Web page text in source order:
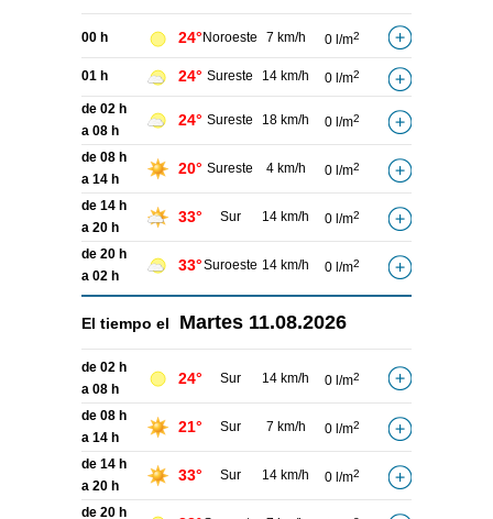
00 h 24° Noroeste 7 km/h 0 l/m2
01 h 24° Sureste 14 km/h 0 l/m2
de 02 h
a 08 h
24° Sureste 18 km/h 0 l/m2
de 08 h
a 14 h
20° Sureste 4 km/h 0 l/m2
de 14 h
a 20 h
33° Sur 14 km/h 0 l/m2
de 20 h
a 02 h
33°Suroeste 14 km/h 0 l/m2
El tiempo el Martes 11.08.2026
de 02 h
a 08 h
24° Sur 14 km/h 0 l/m2
de 08 h
a 14 h
21° Sur 7 km/h 0 l/m2
de 14 h
a 20 h
33° Sur 14 km/h 0 l/m2
de 20 h